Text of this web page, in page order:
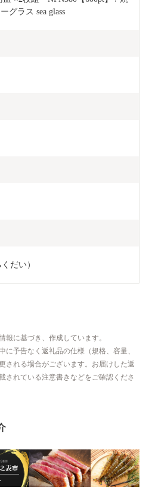
グラス sea glass
だい）
報に基づき、作成しています。
に予告なく返礼品の仕様（規格、容量、
される場合がございます。お届けした返
されている注意書きなどをご確認くださ